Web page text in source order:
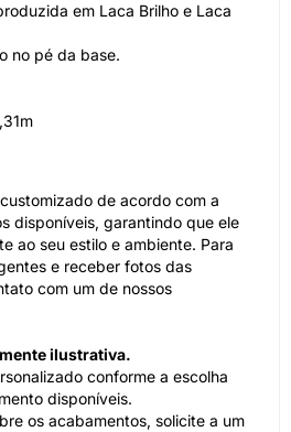
em Laca Brilho e Laca
no pé da base.
de acordo com a
disponíveis, garantindo que ele
ao seu estilo e ambiente. Para
e receber fotos das
com um de nossos
ilustrativa.
conforme a escolha
disponíveis.
os acabamentos, solicite a um